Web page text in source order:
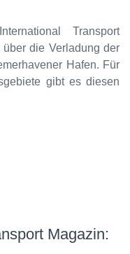
Transport
die Verladung der
Hafen. Für
gibt es diesen
Magazin: